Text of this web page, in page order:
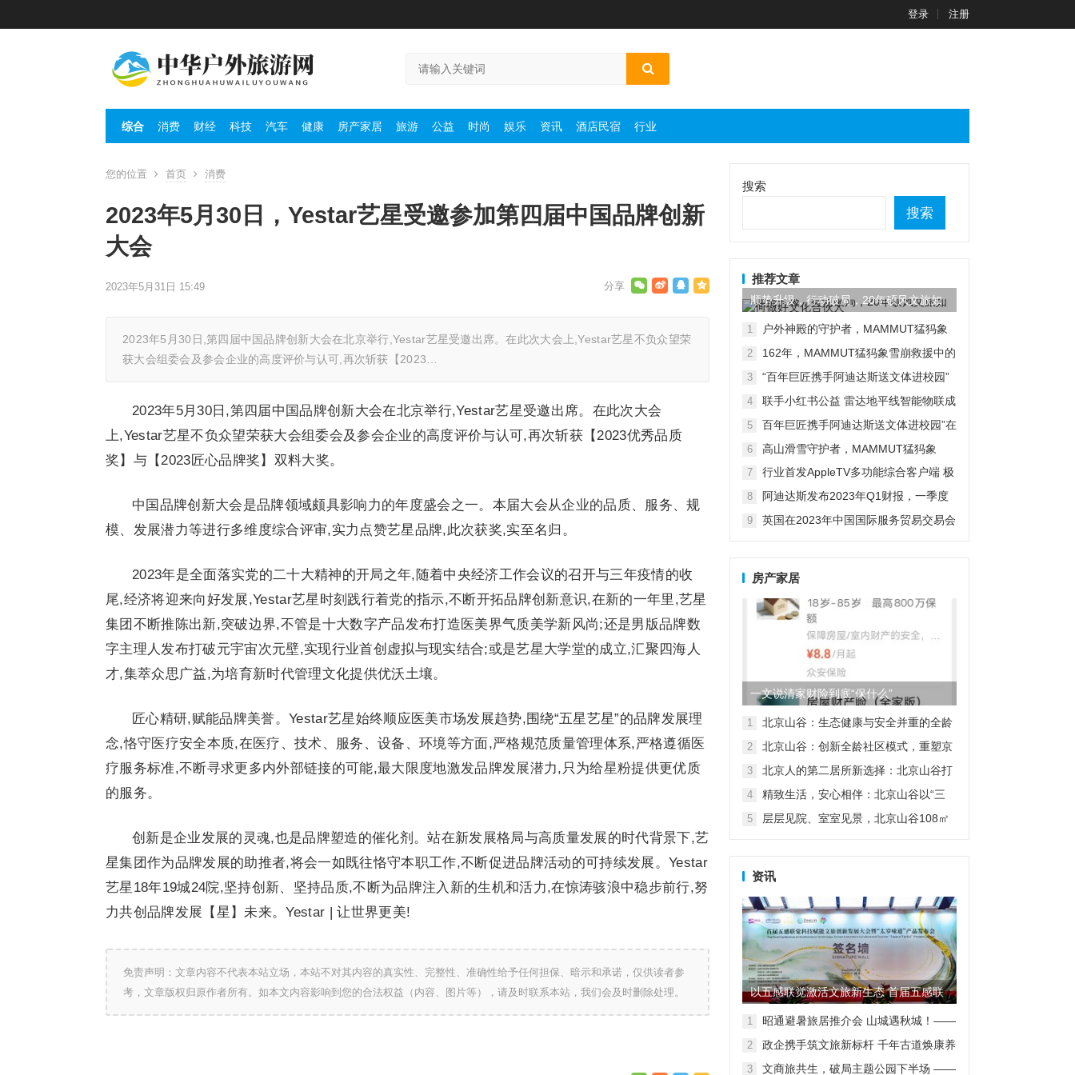
登录 注册
综合 消费 财经 科技 汽车 健康 房产家居 旅游 公益 时尚 娱乐 资讯 酒店民宿 行业
您的位置 首页 消费
2023年5月30日，Yestar艺星受邀参加第四届中国品牌创新
大会
2023年5月31日 15:49
2023年5月30日,第四届中国品牌创新大会在北京举行,Yestar艺星受邀出席。在此次大会上,Yestar艺星不负众望荣
获大会组委会及参会企业的高度评价与认可,再次斩获【2023…
2023年5月30日,第四届中国品牌创新大会在北京举行,Yestar艺星受邀出席。在此次大会
上,Yestar艺星不负众望荣获大会组委会及参会企业的高度评价与认可,再次斩获【2023优秀品质
奖】与【2023匠心品牌奖】双料大奖。
中国品牌创新大会是品牌领域颇具影响力的年度盛会之一。本届大会从企业的品质、服务、规
模、发展潜力等进行多维度综合评审,实力点赞艺星品牌,此次获奖,实至名归。
2023年是全面落实党的二十大精神的开局之年,随着中央经济工作会议的召开与三年疫情的收
尾,经济将迎来向好发展,Yestar艺星时刻践行着党的指示,不断开拓品牌创新意识,在新的一年里,艺星
集团不断推陈出新,突破边界,不管是十大数字产品发布打造医美界气质美学新风尚;还是男版品牌数
字主理人发布打破元宇宙次元壁,实现行业首创虚拟与现实结合;或是艺星大学堂的成立,汇聚四海人
才,集萃众思广益,为培育新时代管理文化提供优沃土壤。
匠心精研,赋能品牌美誉。Yestar艺星始终顺应医美市场发展趋势,围绕“五星艺星”的品牌发展理
念,恪守医疗安全本质,在医疗、技术、服务、设备、环境等方面,严格规范质量管理体系,严格遵循医
疗服务标准,不断寻求更多内外部链接的可能,最大限度地激发品牌发展潜力,只为给星粉提供更优质
的服务。
创新是企业发展的灵魂,也是品牌塑造的催化剂。站在新发展格局与高质量发展的时代背景下,艺
星集团作为品牌发展的助推者,将会一如既往恪守本职工作,不断促进品牌活动的可持续发展。Yestar
艺星18年19城24院,坚持创新、坚持品质,不断为品牌注入新的生机和活力,在惊涛骇浪中稳步前行,努
力共创品牌发展【星】未来。Yestar | 让世界更美!
免责声明：文章内容不代表本站立场，本站不对其内容的真实性、完整性、准确性给予任何担保、暗示和承诺，仅供读者参
考，文章版权归原作者所有。如本文内容影响到您的合法权益（内容、图片等），请及时联系本站，我们会及时删除处理。
搜索
搜索
推荐文章
顺势升级，行动破局，20年硕风文旅如
何做好文化合伙人
1
户外神殿的守护者，MAMMUT猛犸象
2
162年，MAMMUT猛犸象雪崩救援中的
3
“百年巨匠携手阿迪达斯送文体进校园”
4
联手小红书公益 雷达地平线智能物联成
5
百年巨匠携手阿迪达斯送文体进校园”在
6 高山滑雪守护者，MAMMUT猛犸象
7
行业首发AppleTV多功能综合客户端 极
8
阿迪达斯发布2023年Q1财报，一季度
9
英国在2023年中国国际服务贸易交易会
房产家居
一文说清家财险到底“保什么”
1
北京山谷：生态健康与安全并重的全龄
2
北京山谷：创新全龄社区模式，重塑京
3
北京人的第二居所新选择：北京山谷打
4
精致生活，安心相伴：北京山谷以“三
5
层层见院、室室见景，北京山谷108㎡
资讯
以五感联觉激活文旅新生态 首届五感联
觉科技赋能文旅创新发展大...
1
昭通避暑旅居推介会 山城遇秋城！——
2
政企携手筑文旅新标杆 千年古道焕康养
3 文商旅共生，破局主题公园下半场 ——